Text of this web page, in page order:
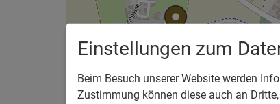
Einstellungen zum
Beim Besuch unserer Website werden
Zustimmung können diese auch an